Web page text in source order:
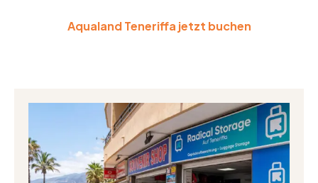
Aqualand Teneriffa jetzt buchen